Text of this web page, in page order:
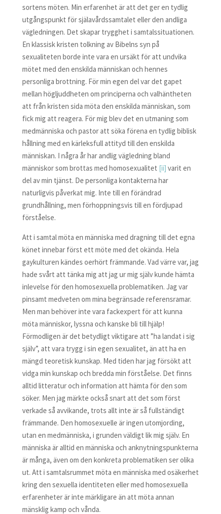
sortens möten. Min erfarenhet är att det ger en tydlig
utgångspunkt för själavårdssamtalet eller den andliga
vägledningen. Det skapar trygghet i samtalssituationen.
En klassisk kristen tolkning av Bibelns syn på
sexualiteten borde inte vara en ursäkt för att undvika
mötet med den enskilda människan och hennes
personliga brottning. För min egen del var det gapet
mellan högljuddheten om principerna och valhäntheten
att från kristen sida möta den enskilda människan, som
fick mig att reagera. För mig blev det en utmaning som
medmänniska och pastor att söka förena en tydlig biblisk
hållning med en kärleksfull attityd till den enskilda
människan. I några år har andlig vägledning bland
människor som brottas med homosexualitet [ii] varit en
del av min tjänst. De personliga kontakterna har
naturligvis påverkat mig. Inte till en förändrad
grundhållning, men förhoppningsvis till en fördjupad
förståelse.
Att i samtal möta en människa med dragning till det egna
könet innebar först ett möte med det okända. Hela
gaykulturen kändes oerhört främmande. Vad värre var, jag
hade svårt att tänka mig att jag ur mig själv kunde hämta
inlevelse för den homosexuella problematiken. Jag var
pinsamt medveten om mina begränsade referensramar.
Men man behöver inte vara fackexpert för att kunna
möta människor, lyssna och kanske bli till hjälp!
Förmodligen är det betydligt viktigare att ”ha landat i sig
själv”, att vara trygg i sin egen sexualitet, än att ha en
mängd teoretisk kunskap. Med tiden har jag försökt att
vidga min kunskap och bredda min förståelse. Det finns
alltid litteratur och information att hämta för den som
söker. Men jag märkte också snart att det som först
verkade så avvikande, trots allt inte är så fullständigt
främmande. Den homosexuelle är ingen utomjording,
utan en medmänniska, i grunden väldigt lik mig själv. En
människa är alltid en människa och anknytningspunkterna
är många, även om den konkreta problematiken ser olika
ut. Att i samtalsrummet möta en människa med osäkerhet
kring den sexuella identiteten eller med homosexuella
erfarenheter är inte märkligare än att möta annan
mänsklig kamp och vånda.